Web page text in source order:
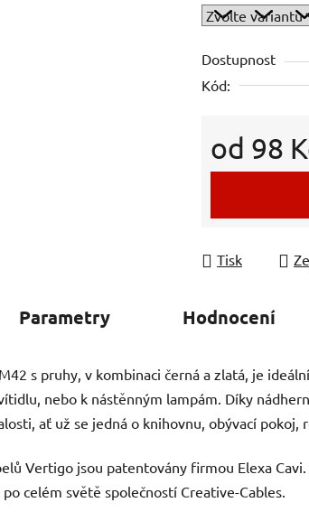
Dostupnost
Kód:
od 98
Měrná cena:
Tisk
Parametry Hodnocení
s pruhy, v kombinaci černá a zlatá, je
nebo k nástěnným lampám. Díky
ať už se jedná o knihovnu, obývací pokoj,
Vertigo jsou patentovány firmou Elexa
celém světě společností Creative-Cables.